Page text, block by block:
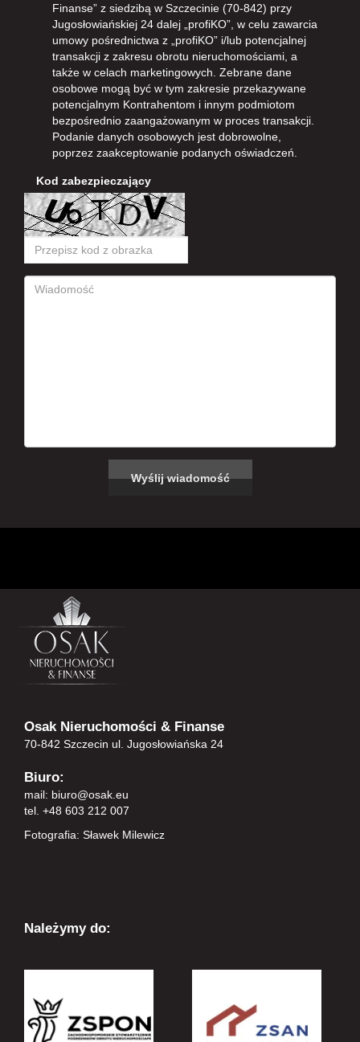
Finanse” z siedzibą w Szczecinie (70-842) przy
Jugosłowiańskiej 24 dalej „profiKO”, w celu zawarcia
umowy pośrednictwa z „profiKO” i/lub potencjalnej
transakcji z zakresu obrotu nieruchomościami, a
także w celach marketingowych. Zebrane dane
osobowe mogą być w tym zakresie przekazywane
potencjalnym Kontrahentom i innym podmiotom
bezpośrednio zaangażowanym w proces transakcji.
Podanie danych osobowych jest dobrowolne,
poprzez zaakceptowanie podanych oświadczeń.
Kod zabezpieczający
Osak Nieruchomości & Finanse
70-842 Szczecin ul. Jugosłowiańska 24
Biuro:
mail: biuro@osak.eu
tel. +48 603 212 007
Fotografia: Sławek Milewicz
Należymy do: